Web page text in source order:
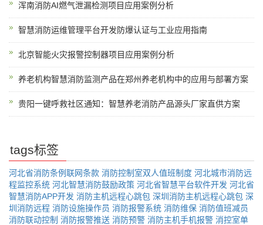
浑南消防AI燃气泄漏检测项目应用案例分析
智慧消防运维管理平台开发防爆认证与工业应用指南
北京智能火灾报警控制器项目应用案例分析
养老机构智慧消防监测产品在郑州养老机构中的应用与部署方案
贵阳一键呼救社区通知：智慧养老消防产品源头厂家直供方案
tags标签
河北省消防条例联网条款 消防控制室双人值班制度 河北城市消防远
程监控系统 河北智慧消防鼓励政策 河北省智慧平台软件开发 河北省
智慧消防APP开发 消防主机远程心跳包 深圳消防主机远程心跳包 深
圳消防远程 消防设施操作员 消防报警系统 消防维保 消防值班减员
消防联动控制 消防报警推送 消防预警 消防主机手机报警 消控室单